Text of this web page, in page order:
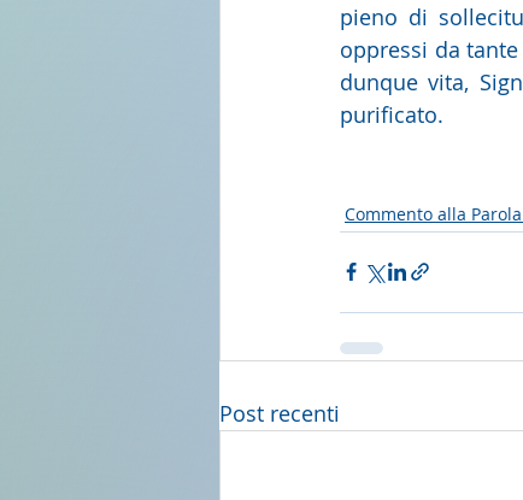
pieno di
oppressi da
dunque vita,
purificato.
Commento alla
Post recenti